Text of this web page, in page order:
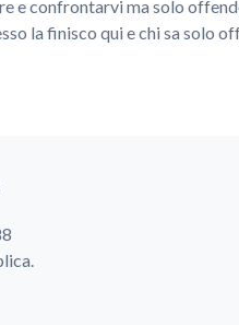
e confrontarvi ma solo
la finisco qui e chi sa solo